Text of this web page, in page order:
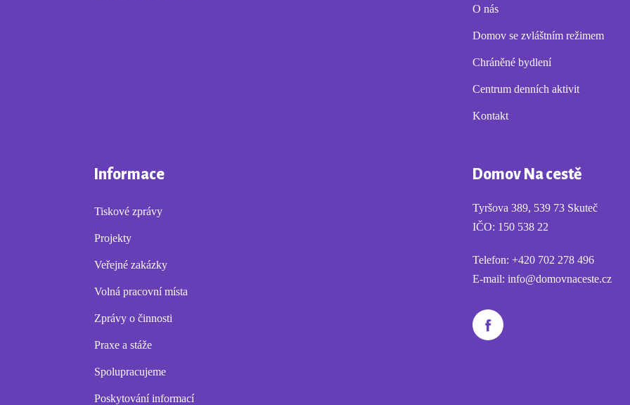
O nás
Domov se zvláštním režimem
Chráněné bydlení
Centrum denních aktivit
Kontakt
Informace
Tiskové zprávy
Projekty
Veřejné zakázky
Volná pracovní místa
Zprávy o činnosti
Praxe a stáže
Spolupracujeme
Poskytování informací
Domov Na cestě
Tyršova 389, 539 73 Skuteč
IČO: 150 538 22
Telefon: +420 702 278 496
E-mail: info@domovnaceste.cz